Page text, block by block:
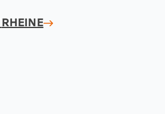
RHEINE